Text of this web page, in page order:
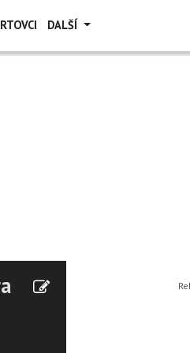
DALŠÍ